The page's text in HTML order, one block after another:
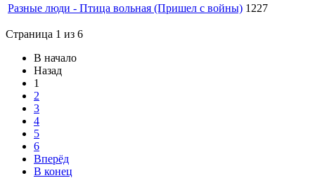
Разные люди - Птица вольная (Пришел с войны) 1227
Страница 1 из 6
В начало
Назад
1
2
3
4
5
6
Вперёд
В конец